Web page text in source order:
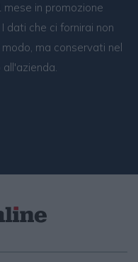
mese in promozione
dati che ci fornirai non
ma conservati nel